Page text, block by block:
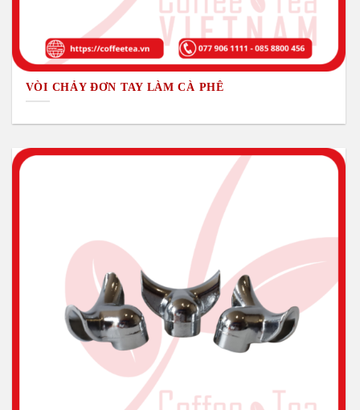
VÒI CHẢY ĐƠN TAY LÀM CÀ PHÊ